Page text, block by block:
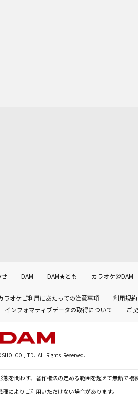
せ DAM DAM★とも カラオケ＠DAM
ラオケご利用にあたっての注意事項
利用規約
インフォマティブデータの取得について ご
CO.,LTD. All Rights Reserved.
を問わず、著作権法の定める範囲を超えて無断で複
によりご利用いただけない場合があります。